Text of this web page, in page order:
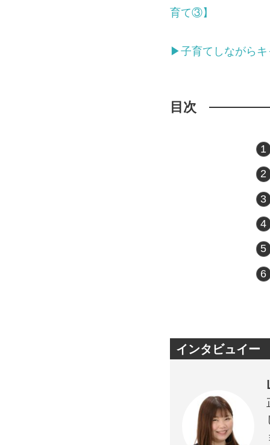
育て③】
▶子育てしながらキ
目次
インタビュイー